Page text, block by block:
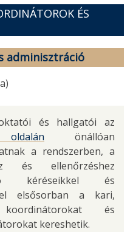
ÉS
adminisztráció
és hallgatói az
önállóan
a rendszerben, a
és ellenőrzéshez
kéréseikkel és
elsősorban a kari,
és
kereshetik.